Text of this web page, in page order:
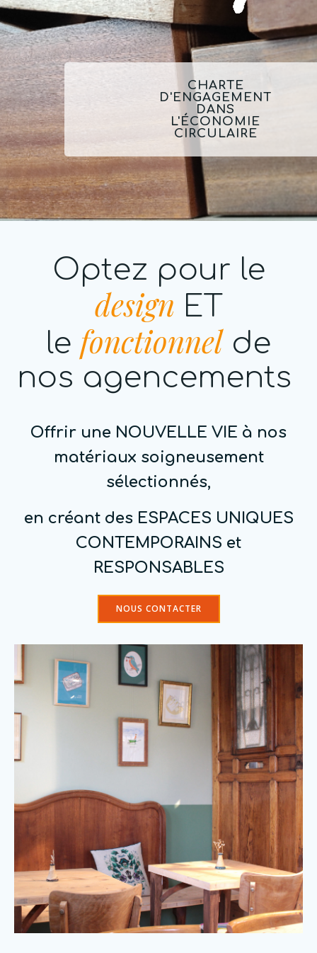
CHARTE
D'ENGAGEMENT
DANS
L'ÉCONOMIE
CIRCULAIRE
Optez pour le
design ET
le fonctionnel de
nos agencements
Offrir une NOUVELLE VIE à nos
matériaux soigneusement
sélectionnés,
en créant des ESPACES UNIQUES
CONTEMPORAINS et
RESPONSABLES
NOUS CONTACTER